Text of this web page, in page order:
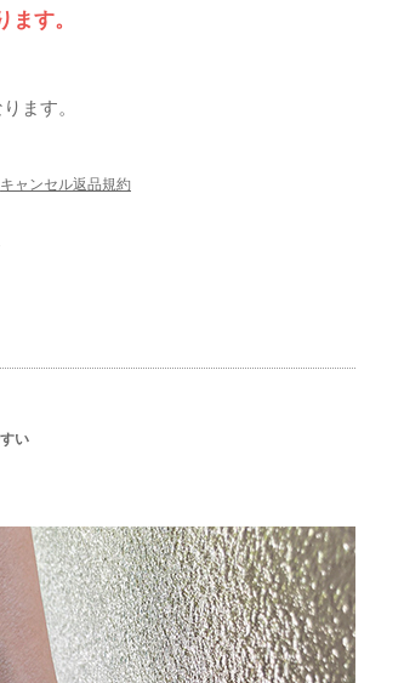
す。
ます。
キャンセル返品規約
い